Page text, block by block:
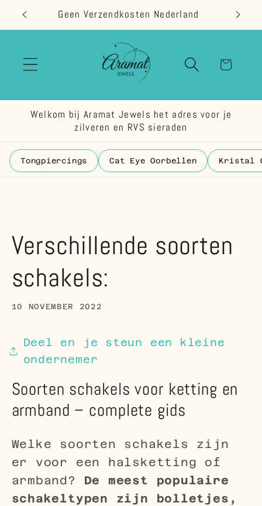
naar de
content
Geen Verzendkosten Nederland
Welkom bij Aramat Jewels het adres voor je
zilveren en RVS sieraden
Tongpiercings Cat Eye Oorbellen Kristal
Verschillende soorten
schakels:
10 NOVEMBER 2022
Deel en je steun een kleine
ondernemer
Soorten schakels voor ketting en
armband – complete gids
Welke soorten schakels zijn
er voor een halsketting of
armband? De meest populaire
schakeltypen zijn bolletjes,